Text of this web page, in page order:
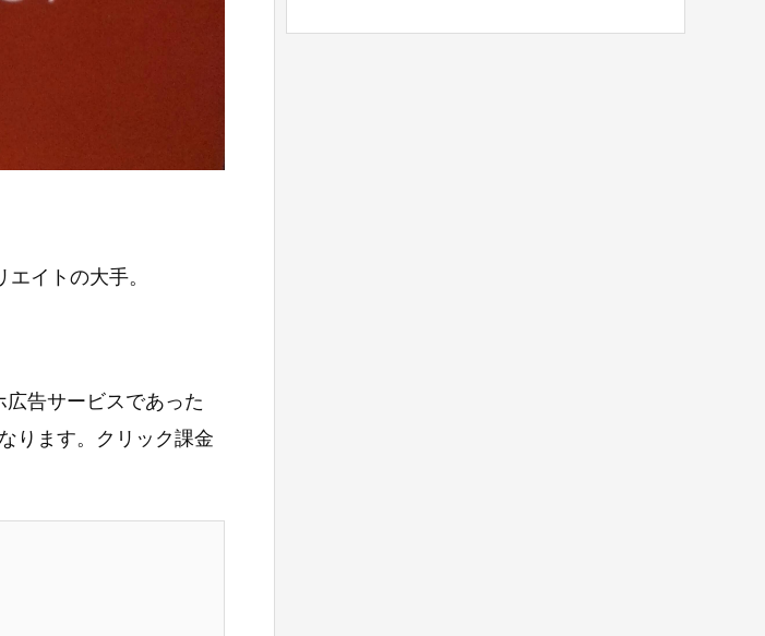
イトの大手。
告サービスであった
ります。クリック課金